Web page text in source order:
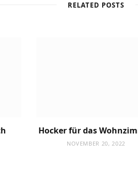
RELATED POSTS
Hocker für das
NOVEMBER 20, 2022